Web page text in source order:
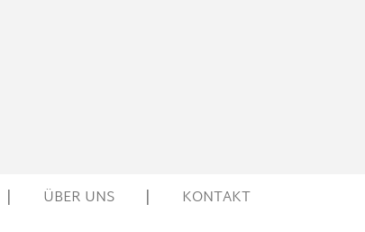
| ÜBER UNS | KONTAKT